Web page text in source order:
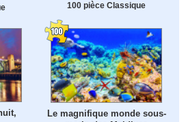
100 pièce Classique
Le magnifique monde sous-